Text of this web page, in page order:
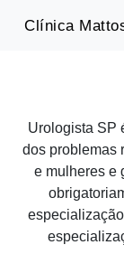
Clínica
Urologista SP
dos problemas
e mulheres e